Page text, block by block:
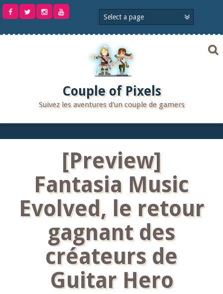
Aller
Couple of Pixels
Suivez les aventures d'un couple de gamers
[Preview]
Fantasia Music
Evolved, le retour
gagnant des
créateurs de
Guitar Hero